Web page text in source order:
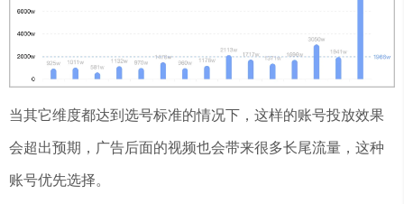
当其它维度都达到选号标准的情况下，这样的账号投放效果
会超出预期，广告后面的视频也会带来很多长尾流量，这种
账号优先选择。